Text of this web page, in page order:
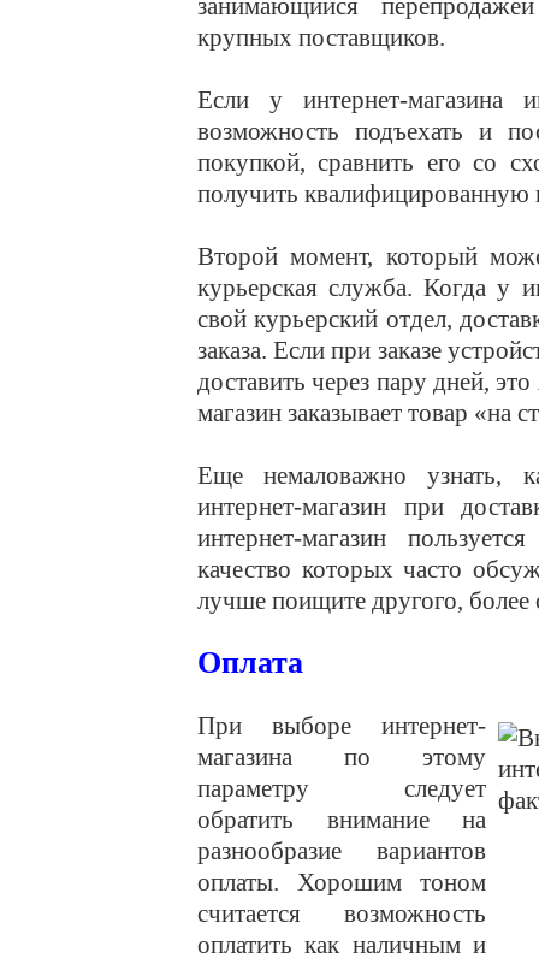
занимающийся
крупных поставщиков.
Если у интернет-магазина
возможность подъехать и
покупкой, сравнить его со
получить квалифицированную
Второй момент, который
курьерская служба. Когда у
свой курьерский отдел,
заказа. Если при заказе
доставить через пару дней,
магазин заказывает товар «на
Еще немаловажно узнать,
интернет-магазин при
интернет-магазин
качество которых часто
лучше поищите другого, более
Оплата
При выборе интернет-
магазина по этому
параметру следует
обратить внимание на
разнообразие вариантов
оплаты. Хорошим тоном
считается возможность
оплатить как наличным и